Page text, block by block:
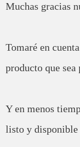
Muchas gracias
Tomaré en
producto que sea
Y en menos
listo y disponible